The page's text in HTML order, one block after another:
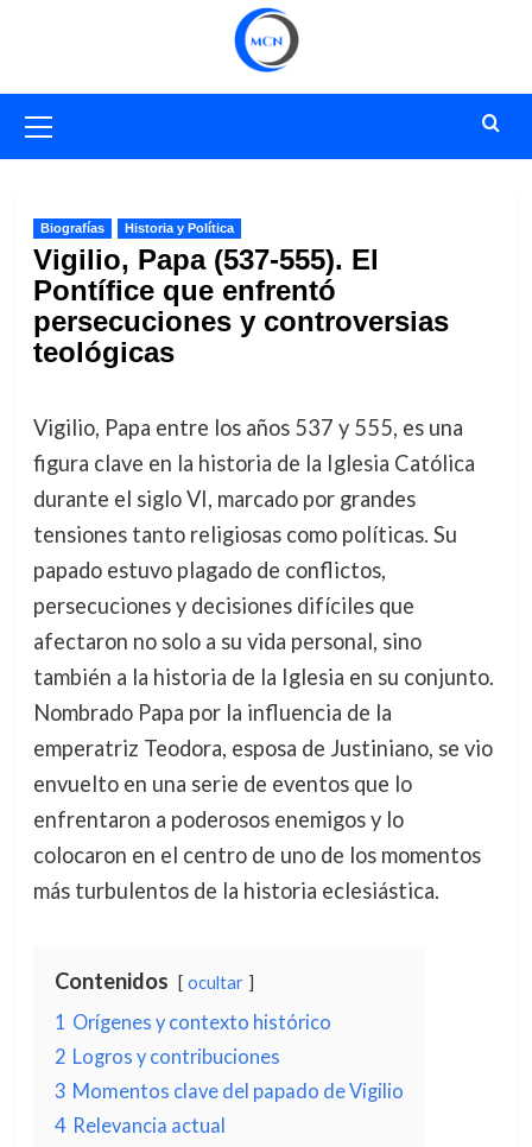
primario
Biografías Historia y Política
Vigilio, Papa (537-555). El
Pontífice que enfrentó
persecuciones y controversias
teológicas
Vigilio, Papa entre los años 537 y 555, es una
figura clave en la historia de la Iglesia Católica
durante el siglo VI, marcado por grandes
tensiones tanto religiosas como políticas. Su
papado estuvo plagado de conflictos,
persecuciones y decisiones difíciles que
afectaron no solo a su vida personal, sino
también a la historia de la Iglesia en su conjunto.
Nombrado Papa por la influencia de la
emperatriz Teodora, esposa de Justiniano, se vio
envuelto en una serie de eventos que lo
enfrentaron a poderosos enemigos y lo
colocaron en el centro de uno de los momentos
más turbulentos de la historia eclesiástica.
Contenidos ocultar
1 Orígenes y contexto histórico
2 Logros y contribuciones
3 Momentos clave del papado de Vigilio
4 Relevancia actual